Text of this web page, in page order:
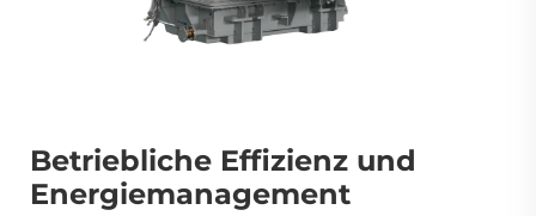
Betriebliche Effizienz und
Energiemanagement